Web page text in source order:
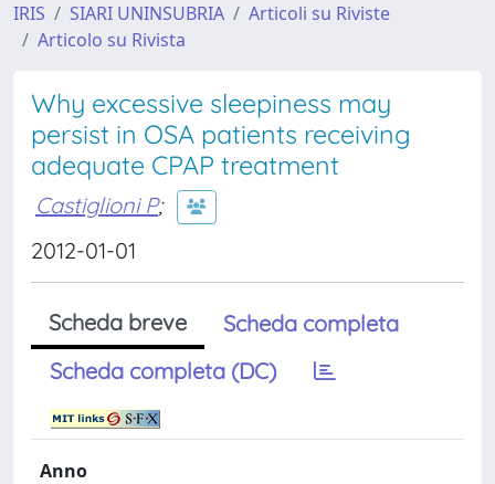
IRIS SIARI UNINSUBRIA
Articoli su Riviste
Articolo su Rivista
Why excessive sleepiness may
persist in OSA patients receiving
adequate CPAP treatment
Castiglioni P;
2012-01-01
Scheda breve
Scheda completa
Scheda completa (DC)
Anno